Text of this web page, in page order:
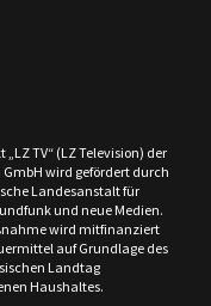
„LZ TV“ (LZ Television) der
GmbH wird gefördert durch
Landesanstalt für
und neue Medien.
wird mitfinanziert
auf Grundlage des
Landtag
Haushaltes.